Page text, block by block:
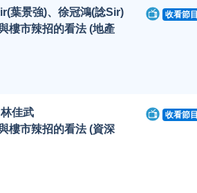
葉景強)、徐冠鴻(諗Sir)
樓市辣招的看法 (地產
收看節目
佳武
樓市辣招的看法 (資深
收看節目